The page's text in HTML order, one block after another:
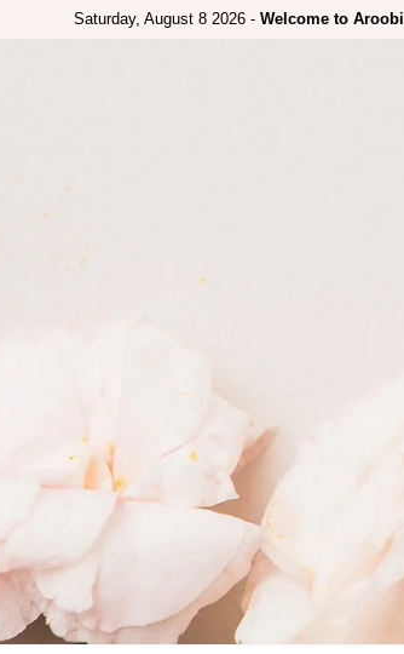
Saturday, August 8 2026 - Welcome to Aroobi